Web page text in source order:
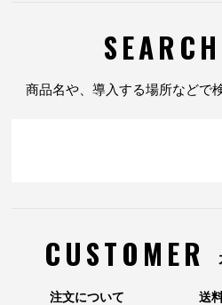
SEARCH
商品名や、導入する場所などで
CUSTOMER
注文について
送